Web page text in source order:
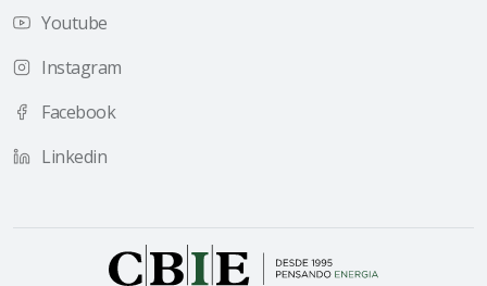
Youtube
Instagram
Facebook
Linkedin